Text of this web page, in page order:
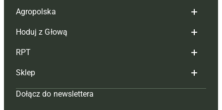
Agropolska
Redakcja
Reklama
Tagi
Mapa serwisu
Hoduj z Głową
Hoduj z głową bydło
Hoduj z głową świnie
Prenumerata
RPT
Redakcja
Prenumerata
Sklep
Czasopisma i prenumerata
Dołącz do newslettera